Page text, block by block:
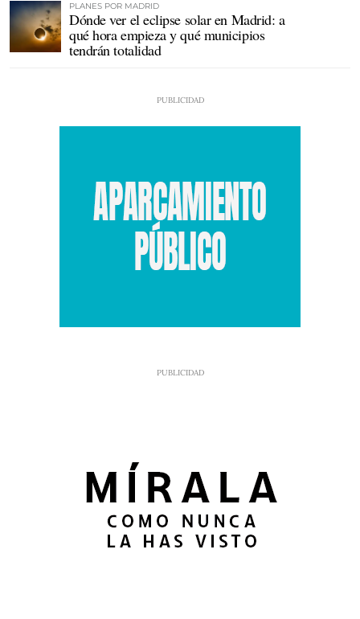
PLANES POR MADRID
Dónde ver el eclipse solar en Madrid: a
qué hora empieza y qué municipios
tendrán totalidad